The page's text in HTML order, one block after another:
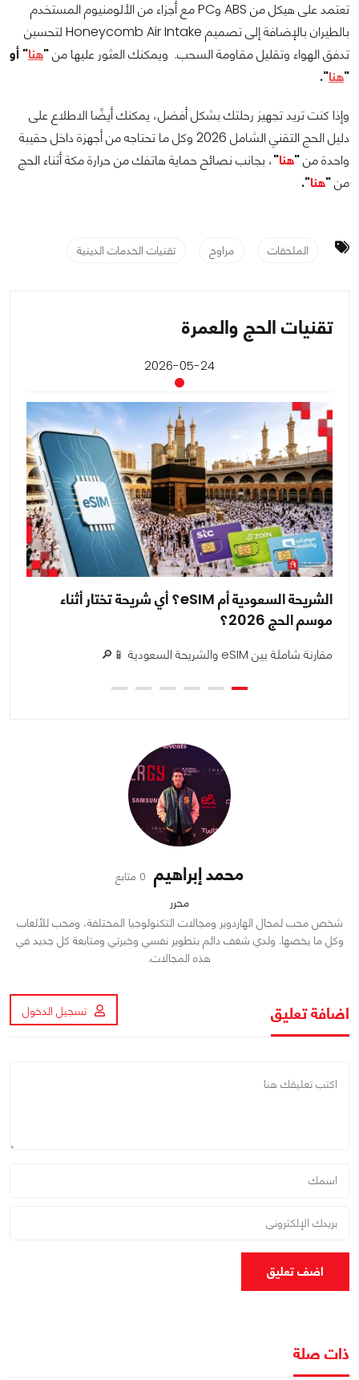
تعتمد على هيكل من ABS وPC مع أجزاء من الألومنيوم المستخدم
بالطيران بالإضافة إلى تصميم Honeycomb Air Intake لتحسين
تدفق الهواء وتقليل مقاومة السحب. ويمكنك العثور عليها من"هنا" أو
"هنا".
وإذا كنت تريد تجهيز رحلتك بشكل أفضل، يمكنك أيضًا الاطلاع على
دليل الحج التقني الشامل 2026 وكل ما تحتاجه من أجهزة داخل حقيبة
واحدة من"هنا"، بجانب نصائح حماية هاتفك من حرارة مكة أثناء الحج
من"هنا".
الملحقات مراوح تقنيات الخدمات الدينية
تقنيات الحج والعمرة
2026-05-24
الشريحة السعودية أم eSIM؟ أي شريحة تختار أثناء
موسم الحج 2026؟
مقارنة شاملة بين eSIM والشريحة السعودية 📱🔎
محمد إبراهيم 0 متابع
محرر
شخص محب لمجال الهاردوير ومجالات التكنولوجيا المختلفة، ومحب للألعاب
وكل ما يخصها. ولدي شغف دائم بتطوير نفسي وخبرتي ومتابعة كل جديد في
هذه المجالات.
اضافة تعليق تسجيل الدخول
اضف تعليق
ذات صلة